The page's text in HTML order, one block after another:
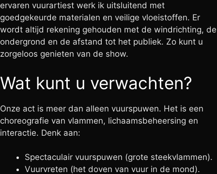
ervaren vuurartiest werk ik uitsluitend met
goedgekeurde materialen en veilige vloeistoffen. Er
wordt altijd rekening gehouden met de windrichting, de
ondergrond en de afstand tot het publiek. Zo kunt u
zorgeloos genieten van de show.
Wat kunt u verwachten?
Onze act is meer dan alleen vuurspuwen. Het is een
choreografie van vlammen, lichaamsbeheersing en
interactie. Denk aan:
Spectaculair vuurspuwen (grote steekvlammen).
Vuurvreten (het doven van vuur in de mond).